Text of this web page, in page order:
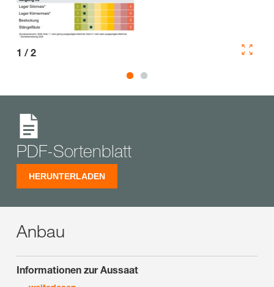
1 / 2
2/
PDF-Sortenblatt
HERUNTERLADEN
Anbau
Informationen zur Aussaat